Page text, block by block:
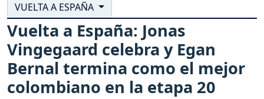
VUELTA A ESPAÑA
Vuelta a España: Jonas
Vingegaard celebra y Egan
Bernal termina como el mejor
colombiano en la etapa 20